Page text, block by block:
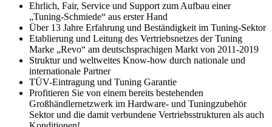
Ehrlich, Fair, Service und Support zum Aufbau einer
„Tuning-Schmiede“ aus erster Hand
Über 13 Jahre Erfahrung und Beständigkeit im Tuning-Sektor
Etablierung und Leitung des Vertriebsnetzes der Tuning
Marke „Revo“ am deutschsprachigen Markt von 2011-2019
Struktur und weltweites Know-how durch nationale und
internationale Partner
TÜV-Eintragung und Tuning Garantie
Profitieren Sie von einem bereits bestehenden
Großhändlernetzwerk im Hardware- und Tuningzubehör
Sektor und die damit verbundene Vertriebsstrukturen als auch